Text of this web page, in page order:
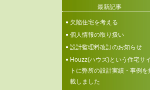
最新記事
欠陥住宅を考える
個人情報の取り扱い
設計監理料改訂のお知らせ
Houzz(ハウズ)という住宅サ
トに弊所の設計実績・事例を
載しました